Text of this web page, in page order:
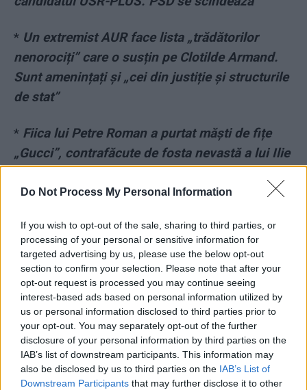
Do Not Process My Personal Information
If you wish to opt-out of the sale, sharing to third parties, or
processing of your personal or sensitive information for
targeted advertising by us, please use the below opt-out
section to confirm your selection. Please note that after your
opt-out request is processed you may continue seeing
interest-based ads based on personal information utilized by
us or personal information disclosed to third parties prior to
your opt-out. You may separately opt-out of the further
disclosure of your personal information by third parties on the
IAB’s list of downstream participants. This information may
also be disclosed by us to third parties on the IAB’s List of
Downstream Participants that may further disclose it to other
* Un extremist AUR face lista „trădătorilor
nenorociți” care o susțin pe Clotilde Armand.
Sunt amenințați și „cei din justiție și structurile
de stat”
* Fiica lui Petre Roman a purtat măști de fițe
„Gucci”, contrafăcute de fosta nevastă a lui Ilie
teste anti-Covid prin „bețișoare băgate în
fund”. „Vor să ia teste din anus. E
sodomizare!”
- Advertisement -